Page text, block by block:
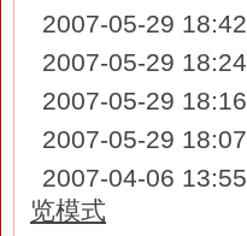
2007-05-29 18:42
2007-05-29 18:24
2007-05-29 18:16
2007-05-29 18:07
2007-04-06 13:55
览模式